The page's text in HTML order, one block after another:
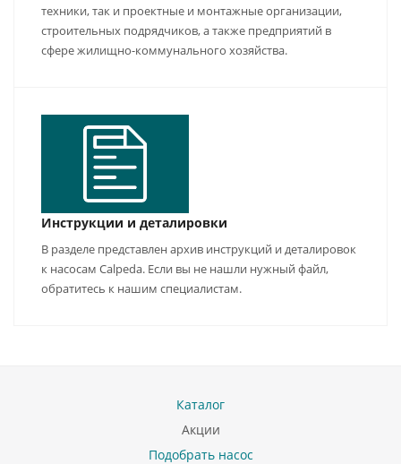
техники, так и проектные и монтажные организации,
строительных подрядчиков, а также предприятий в
сфере жилищно-коммунального хозяйства.
Инструкции и деталировки
В разделе представлен архив инструкций и деталировок
к насосам Calpeda. Если вы не нашли нужный файл,
обратитесь к нашим специалистам.
Каталог
Акции
Подобрать насос